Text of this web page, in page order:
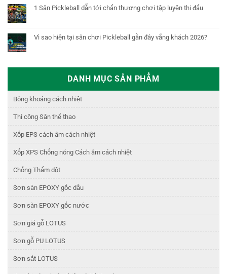
1 Sân Pickleball dẫn tới chấn thương chơi tập luyện thi đấu
Vì sao hiện tại sân chơi Pickleball gần đây vắng khách 2026?
DANH MỤC SẢN PHẨM
Bông khoáng cách nhiệt
Thi công Sân thể thao
Xốp EPS cách âm cách nhiệt
Xốp XPS Chống nóng Cách âm cách nhiệt
Chống Thấm dột
Sơn sàn EPOXY gốc dầu
Sơn sàn EPOXY gốc nước
Sơn giả gỗ LOTUS
Sơn gỗ PU LOTUS
Sơn sắt LOTUS